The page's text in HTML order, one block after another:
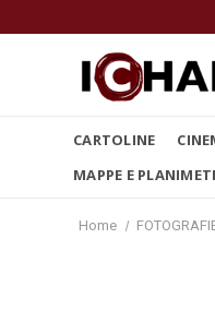
CARTOLINE
MAPPE E
Home